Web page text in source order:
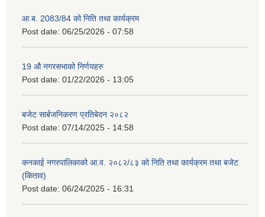
आ.ब. 2083/84 को निति तथा कार्यक्रम
Post date: 06/25/2026 - 07:58
19 औ नगरसभाको निर्णयहरु
Post date: 01/22/2026 - 13:05
बजेट सार्बजनिकरण प्रतिबेदन २०८२
Post date: 07/14/2025 - 14:58
कनकाई नगरपालिकाको आ.व. २०८२/८३ को निति तथा कार्यक्रम तथा बजेट
(किताव)
Post date: 06/24/2025 - 16:31